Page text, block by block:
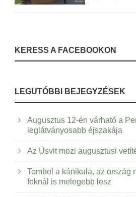
KERESS A FACEBOOKON
LEGUTÓBBI BEJEGYZÉSEK
Augusztus 12-én várható a
leglátványosabb éjszakája
Az Úsvit mozi augusztusi
Tombol a kánikula, az ország
foknál is melegebb lesz